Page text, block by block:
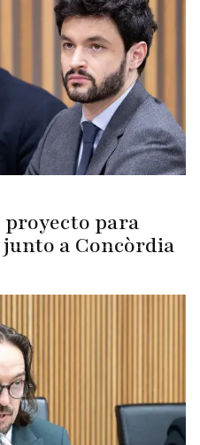
proyecto para
a Concòrdia